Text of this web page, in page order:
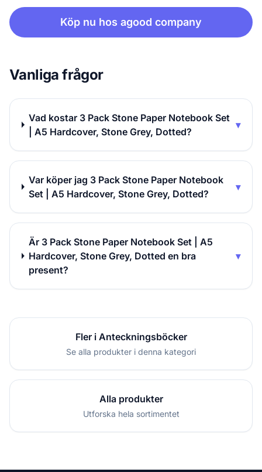
Köp nu hos agood company
Vanliga frågor
Vad kostar 3 Pack Stone Paper Notebook Set
| A5 Hardcover, Stone Grey, Dotted?
▾
Var köper jag 3 Pack Stone Paper Notebook
Set | A5 Hardcover, Stone Grey, Dotted?
▾
Är 3 Pack Stone Paper Notebook Set | A5
Hardcover, Stone Grey, Dotted en bra
present?
▾
Fler i Anteckningsböcker
Se alla produkter i denna kategori
Alla produkter
Utforska hela sortimentet